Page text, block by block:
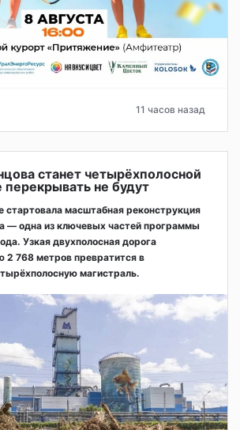
11 часов назад
станет четырёхполосной
не будут
стартовала масштабная реконструкция
— одна из ключевых частей программы
Узкая двухполосная дорога
2 768 метров превратится в
магистраль.